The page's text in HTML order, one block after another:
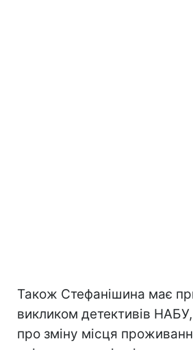
Також Стефанішина має
викликом детективів
про зміну місця